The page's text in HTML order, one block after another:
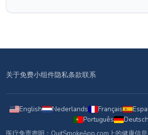
关于免费小组件隐私条款联系
English Nederlands Français
Português
Deutsch